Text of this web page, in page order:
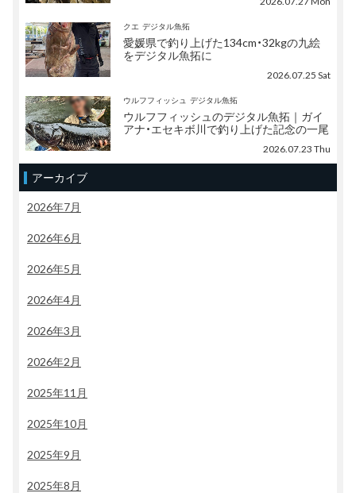
クエ デジタル魚拓
愛媛県で釣り上げた134cm・32kgの九絵
をデジタル魚拓に
2026.07.25 Sat
ウルフフィッシュ デジタル魚拓
ウルフフィッシュのデジタル魚拓｜ガイ
アナ・エセキボ川で釣り上げた記念の一尾
2026.07.23 Thu
アーカイブ
2026年7月
2026年6月
2026年5月
2026年4月
2026年3月
2026年2月
2025年11月
2025年10月
2025年9月
2025年8月